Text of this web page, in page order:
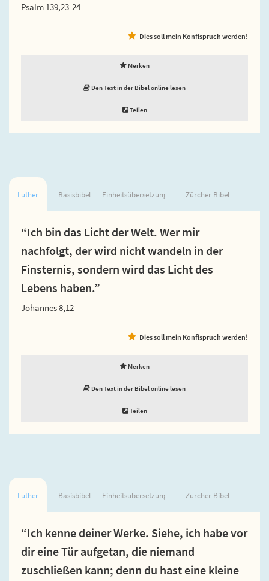
Psalm 139,23-24
Dies soll mein Konfispruch werden!
Merken
Den Text in der Bibel online lesen
Teilen
Luther Basisbibel Einheitsübersetzung Zürcher Bibel
“Ich bin das Licht der Welt. Wer mir
nachfolgt, der wird nicht wandeln in der
Finsternis, sondern wird das Licht des
Lebens haben.”
Johannes 8,12
Dies soll mein Konfispruch werden!
Merken
Den Text in der Bibel online lesen
Teilen
Luther Basisbibel Einheitsübersetzung Zürcher Bibel
“Ich kenne deiner Werke. Siehe, ich habe vor
dir eine Tür aufgetan, die niemand
zuschließen kann; denn du hast eine kleine